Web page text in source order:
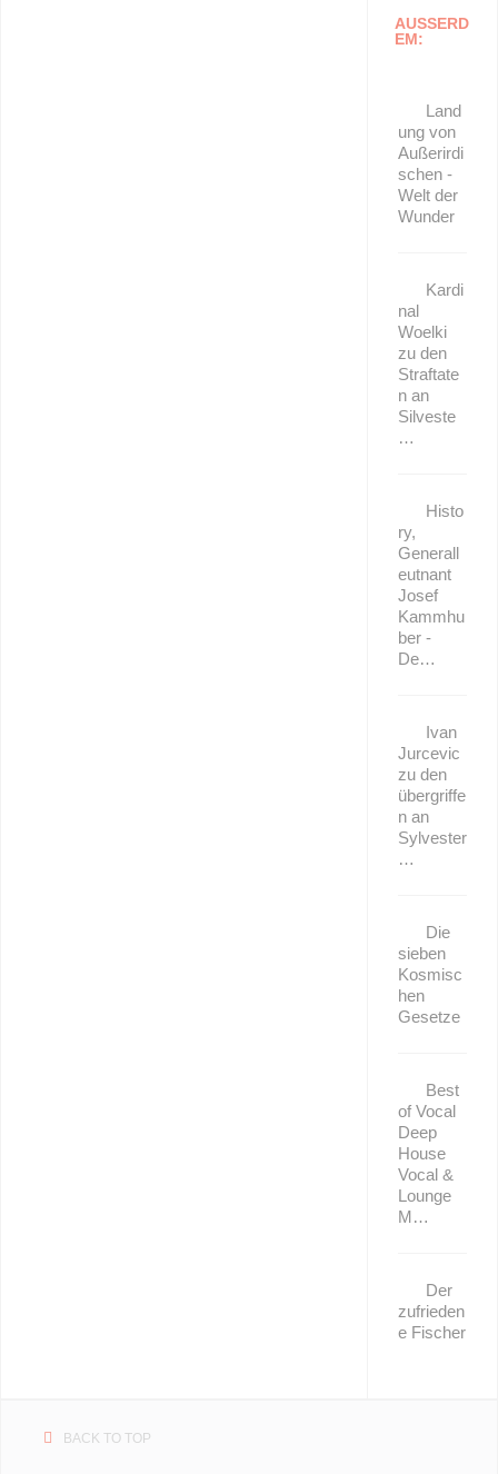
AUSSERD
EM:
Land
ung von
Außerirdi
schen -
Welt der
Wunder
Kardi
nal
Woelki
zu den
Straftate
n an
Silveste
…
Histo
ry,
Generall
eutnant
Josef
Kammhu
ber -
De…
Ivan
Jurcevic
zu den
übergriffe
n an
Sylvester
…
Die
sieben
Kosmisc
hen
Gesetze
Best
of Vocal
Deep
House
Vocal &
Lounge
M…
Der
zufrieden
e Fischer
BACK TO TOP